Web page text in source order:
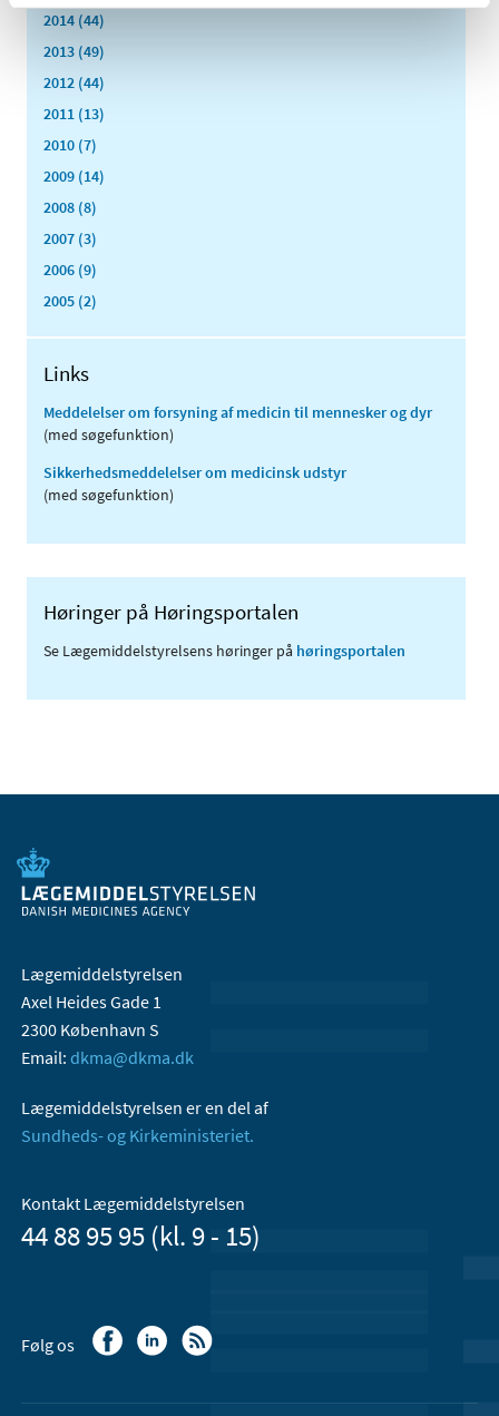
2014 (44)
2013 (49)
2012 (44)
2011 (13)
2010 (7)
2009 (14)
2008 (8)
2007 (3)
2006 (9)
2005 (2)
Links
Meddelelser om forsyning af medicin til mennesker og dyr
(med søgefunktion)
Sikkerhedsmeddelelser om medicinsk udstyr
(med søgefunktion)
Høringer på Høringsportalen
Se Lægemiddelstyrelsens høringer på høringsportalen
Lægemiddelstyrelsen
Axel Heides Gade 1
2300 København S
Email: dkma@dkma.dk
Lægemiddelstyrelsen er en del af
Sundheds- og Kirkeministeriet.
Kontakt Lægemiddelstyrelsen
44 88 95 95 (kl. 9 - 15)
Følg os